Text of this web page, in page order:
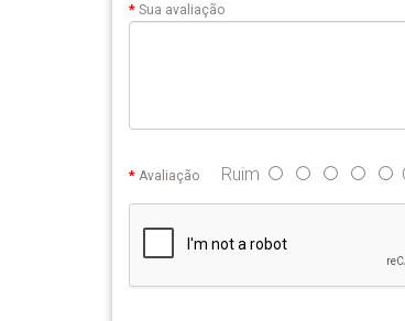
Sua avaliação
Avaliação Ruim